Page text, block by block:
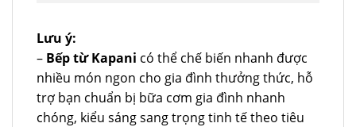
Lưu ý:
– Bếp từ Kapani có thể chế biến nhanh được
nhiều món ngon cho gia đình thưởng thức, hỗ
trợ bạn chuẩn bị bữa cơm gia đình nhanh
chóng, kiểu sáng sang trọng tinh tế theo tiêu